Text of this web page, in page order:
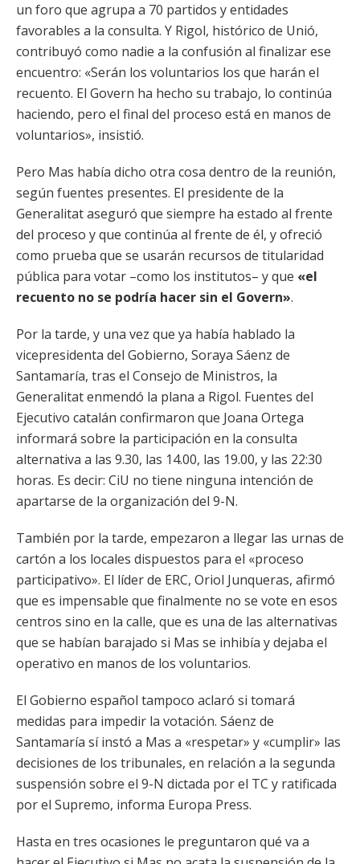
un foro que agrupa a 70 partidos y entidades
favorables a la consulta. Y Rigol, histórico de Unió,
contribuyó como nadie a la confusión al finalizar ese
encuentro: «Serán los voluntarios los que harán el
recuento. El Govern ha hecho su trabajo, lo continúa
haciendo, pero el final del proceso está en manos de
voluntarios», insistió.
Pero Mas había dicho otra cosa dentro de la reunión,
según fuentes presentes. El presidente de la
Generalitat aseguró que siempre ha estado al frente
del proceso y que continúa al frente de él, y ofreció
como prueba que se usarán recursos de titularidad
pública para votar –como los institutos– y que «el
recuento no se podría hacer sin el Govern».
Por la tarde, y una vez que ya había hablado la
vicepresidenta del Gobierno, Soraya Sáenz de
Santamaría, tras el Consejo de Ministros, la
Generalitat enmendó la plana a Rigol. Fuentes del
Ejecutivo catalán confirmaron que Joana Ortega
informará sobre la participación en la consulta
alternativa a las 9.30, las 14.00, las 19.00, y las 22:30
horas. Es decir: CiU no tiene ninguna intención de
apartarse de la organización del 9-N.
También por la tarde, empezaron a llegar las urnas de
cartón a los locales dispuestos para el «proceso
participativo». El líder de ERC, Oriol Junqueras, afirmó
que es impensable que finalmente no se vote en esos
centros sino en la calle, que es una de las alternativas
que se habían barajado si Mas se inhibía y dejaba el
operativo en manos de los voluntarios.
El Gobierno español tampoco aclaró si tomará
medidas para impedir la votación. Sáenz de
Santamaría sí instó a Mas a «respetar» y «cumplir» las
decisiones de los tribunales, en relación a la segunda
suspensión sobre el 9-N dictada por el TC y ratificada
por el Supremo, informa Europa Press.
Hasta en tres ocasiones le preguntaron qué va a